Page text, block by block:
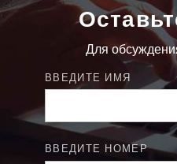
Для
ВВЕДИТЕ ИМЯ
ВВЕДИТЕ НОМЕР